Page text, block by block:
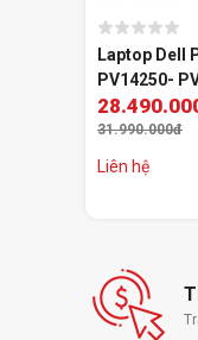
Laptop Dell
PV14250-
161TBW
1TB SSD |
Prosupport)
31.990.000đ
Liên hệ